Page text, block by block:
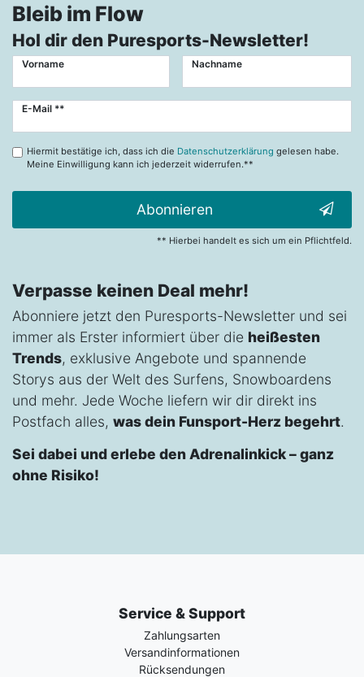
Bleib im Flow
Hol dir den Puresports-Newsletter!
Vorname Nachname
E-Mail **
Newsletter
Hiermit bestätige ich, dass ich die Datenschutzerklärung gelesen habe.
Meine Einwilligung kann ich jederzeit widerrufen.**
Abonnieren
** Hierbei handelt es sich um ein Pflichtfeld.
Verpasse keinen Deal mehr!
Abonniere jetzt den Puresports-Newsletter und sei
immer als Erster informiert über die heißesten
Trends, exklusive Angebote und spannende
Storys aus der Welt des Surfens, Snowboardens
und mehr. Jede Woche liefern wir dir direkt ins
Postfach alles, was dein Funsport-Herz begehrt.
Sei dabei und erlebe den Adrenalinkick – ganz
ohne Risiko!
Service & Support
Zahlungsarten
Versandinformationen
Rücksendungen